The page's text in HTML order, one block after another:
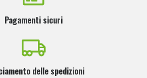
Pagamenti sicuri
delle spedizioni